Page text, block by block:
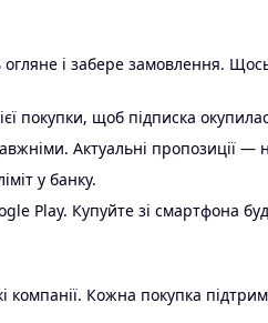
і забере замовлення.
покупки, щоб підписка
Актуальні пропозиції —
у банку.
Play. Купуйте зі смартфона
Кожна покупка